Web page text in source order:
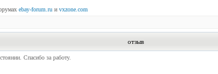
ebay-forum.ruи vxzone.com
отзыв
Спасибо за работу.